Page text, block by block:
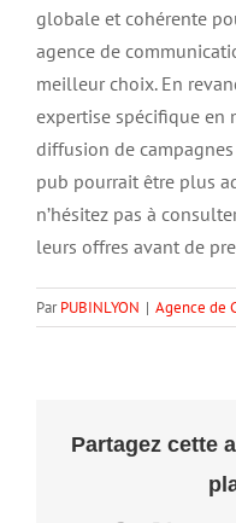
globale et cohérente
agence de
meilleur choix. En
expertise spécifique en
diffusion de
pub pourrait être plus
n’hésitez pas à
leurs offres avant de
ParPUBINLYON | Agence de
Partagez cette